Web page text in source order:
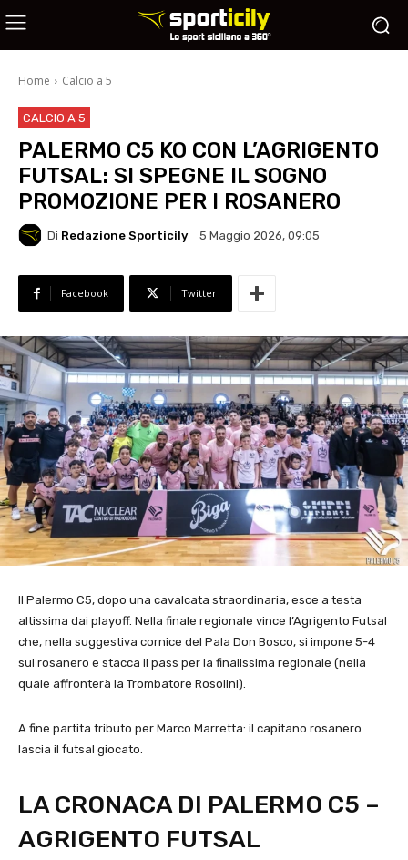
Home Calcio a 5
CALCIO A 5
PALERMO C5 KO CON L’AGRIGENTO
FUTSAL: SI SPEGNE IL SOGNO
PROMOZIONE PER I ROSANERO
Di Redazione Sporticily 5 Maggio 2026, 09:05
Facebook Twitter
Il Palermo C5, dopo una cavalcata straordinaria, esce a testa
altissima dai playoff. Nella finale regionale vince l’Agrigento Futsal
che, nella suggestiva cornice del Pala Don Bosco, si impone 5-4
sui rosanero e stacca il pass per la finalissima regionale (nella
quale affronterà la Trombatore Rosolini).
A fine partita tributo per Marco Marretta: il capitano rosanero
lascia il futsal giocato.
LA CRONACA DI PALERMO C5 –
AGRIGENTO FUTSAL